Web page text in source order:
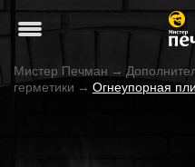
Мистер Печман →
герметики → Огнеупорная